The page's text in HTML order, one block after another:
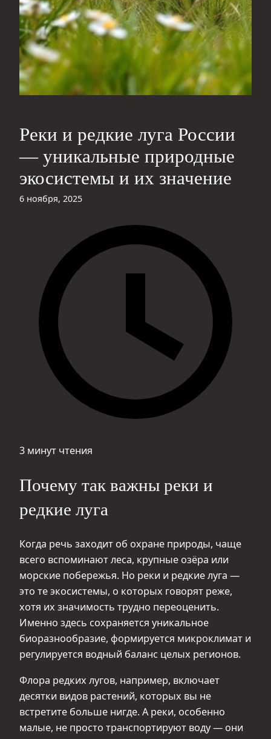
Реки и редкие луга России
— уникальные природные
экосистемы и их значение
6 ноября, 2025
3 минут чтения
Почему так важны реки и
редкие луга
Когда речь заходит об охране природы, чаще
всего вспоминают леса, крупные озёра или
морские побережья. Но реки и редкие луга —
это те экосистемы, о которых говорят реже,
хотя их значимость трудно переоценить.
Именно здесь сохраняется уникальное
биоразнообразие, формируется микроклимат и
регулируется водный баланс целых регионов.
Флора редких лугов, например, включает
десятки видов растений, которых вы не
встретите больше нигде. А реки, особенно
малые, не просто транспортируют воду — они